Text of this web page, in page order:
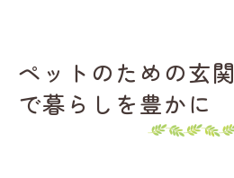
ペットのための玄
で暮らしを豊かに